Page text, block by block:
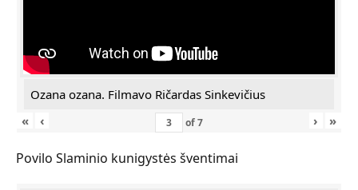
Ozana ozana. Filmavo Ričardas Sinkevičius
«
‹ of7 › »
Povilo Slaminio kunigystės šventimai